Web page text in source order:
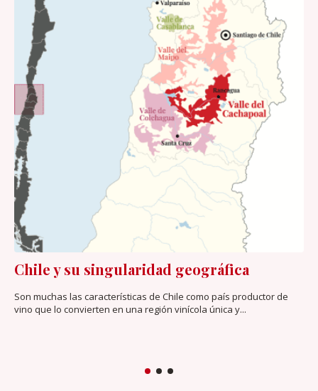
Chile y su singularidad geográfica
Son muchas las características de Chile como país productor de
vino que lo convierten en una región vinícola única y...